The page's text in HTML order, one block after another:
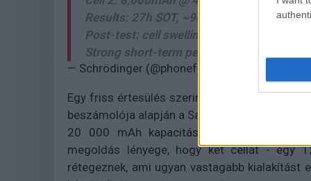
Results: 27h SOT, ~960 cycles over 1 year.
Post-test: cell swelling detected →
Strong short-term performance. Long
— Schrödinger (@phonefuturist)
Egy friss értesülés szerint azonban a
beszámolója alapján a Samsung
20 000 mAh kapacitású, úgynevezett
megoldás lényege, hogy két cellát - egy
rétegeznek, ami ugyan vastagabb kialakítást